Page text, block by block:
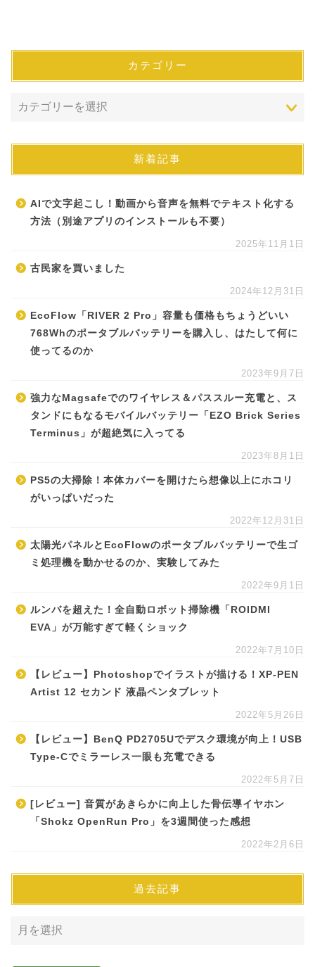
カテゴリー
新着記事
AIで文字起こし！動画から音声を無料でテキスト化する
方法（別途アプリのインストールも不要）
2025年11月1日
古民家を買いました
2024年12月31日
EcoFlow「RIVER 2 Pro」容量も価格もちょうどいい
768Whのポータブルバッテリーを購入し、はたして何に
使ってるのか
2023年9月7日
強力なMagsafeでのワイヤレス＆パススルー充電と、ス
タンドにもなるモバイルバッテリー「EZO Brick Series
Terminus」が超絶気に入ってる
2023年8月1日
PS5の大掃除！本体カバーを開けたら想像以上にホコリ
がいっぱいだった
2022年12月31日
太陽光パネルとEcoFlowのポータブルバッテリーで生ゴ
ミ処理機を動かせるのか、実験してみた
2022年9月1日
ルンバを超えた！全自動ロボット掃除機「ROIDMI
EVA」が万能すぎて軽くショック
2022年7月10日
【レビュー】Photoshopでイラストが描ける！XP-PEN
Artist 12 セカンド 液晶ペンタブレット
2022年5月26日
【レビュー】BenQ PD2705Uでデスク環境が向上！USB
Type-Cでミラーレス一眼も充電できる
2022年5月7日
[レビュー] 音質があきらかに向上した骨伝導イヤホン
「Shokz OpenRun Pro」を3週間使った感想
2022年2月6日
過去記事